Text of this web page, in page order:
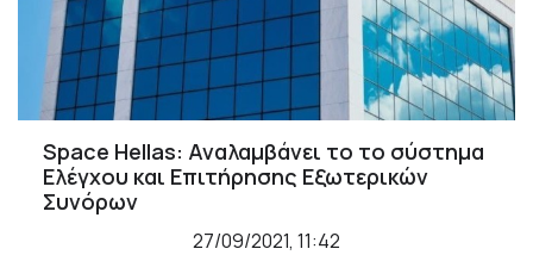
Space Hellas: Αναλαμβάνει το το σύστημα
Ελέγχου και Επιτήρησης Εξωτερικών
Συνόρων
27/09/2021, 11:42